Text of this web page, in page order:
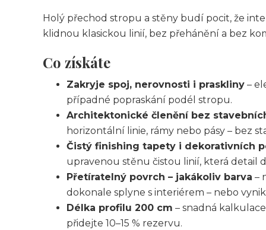
Holý přechod stropu a stěny budí pocit, že
klidnou klasickou linií, bez přehánění a bez
Co získáte
Zakryje spoj, nerovnosti i praskliny –
případné popraskání podél stropu.
Architektonické členění bez
horizontální linie, rámy nebo pásy – bez
Čistý finishing tapety i dekorativních
upravenou stěnu čistou linií, která detail
Přetíratelný povrch – jakákoliv barva –
dokonale splyne s interiérem – nebo
Délka profilu 200 cm – snadná
přidejte 10–15 % rezervu.